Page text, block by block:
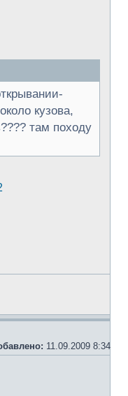
кузова,
там походу
11.09.2009 8:34